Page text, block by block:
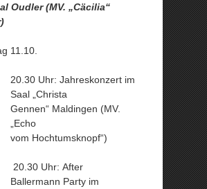
Oudler (MV. „Cäcilia“
11.10.
20.30 Uhr: Jahreskonzert im
Saal „Christa
Gennen“ Maldingen (MV.
„Echo
vom Hochtumsknopf“)
20.30 Uhr: After
Ballermann Party im